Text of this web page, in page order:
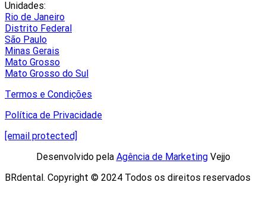
Unidades:
Rio de Janeiro
Distrito Federal
São Paulo
Minas Gerais
Mato Grosso
Mato Grosso do Sul
Termos e Condições
Política de Privacidade
[email protected]
Desenvolvido pela Agência de MarketingVejjo​
BRdental. Copyright © 2024 Todos os direitos reservados